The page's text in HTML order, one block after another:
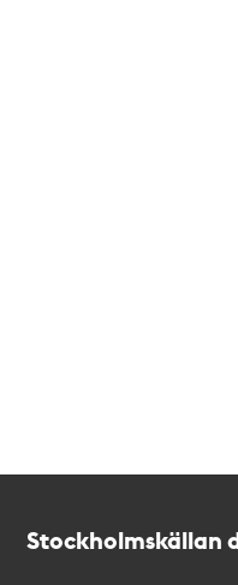
Stockholmskällan